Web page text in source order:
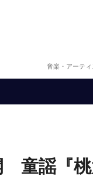
音楽・アーテ
童謡『